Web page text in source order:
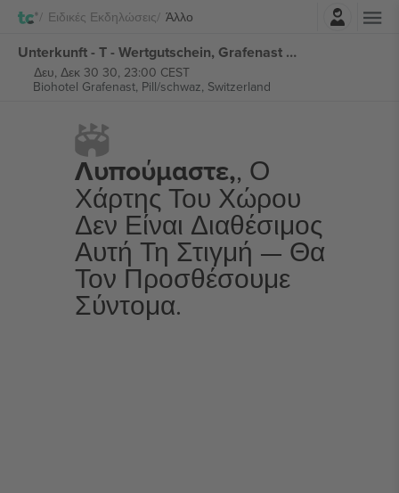
Ειδικές Εκδηλώσεις Άλλο
Unterkunft - T - Wertgutschein, Grafenast Hotel GmbH) εισιτήρια
Δευ, Δεκ 30 30, 23:00 CEST
Biohotel Grafenast, Pill/schwaz, Switzerland
Λυπούμαστε,, Ο
Χάρτης Του Χώρου
Δεν Είναι Διαθέσιμος
Αυτή Τη Στιγμή — Θα
Τον Προσθέσουμε
Σύντομα.